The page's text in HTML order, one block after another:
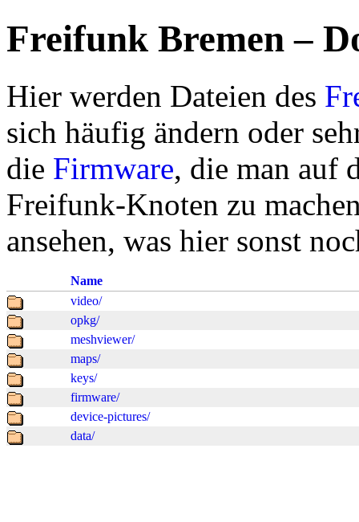
Freifunk Bremen –
Hier werden Dateien des
sich häufig ändern oder
die Firmware, die man auf
Freifunk-Knoten zu
ansehen, was hier sonst
Name
video/
opkg/
meshviewer/
maps/
keys/
firmware/
device-pictures/
data/